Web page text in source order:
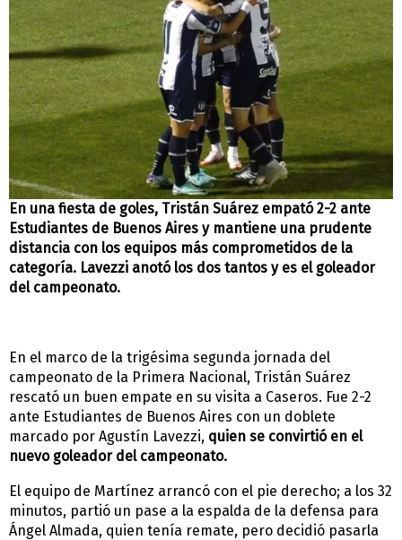
En una fiesta de goles, Tristán Suárez empató 2-2 ante
Estudiantes de Buenos Aires y mantiene una prudente
distancia con los equipos más comprometidos de la
categoría. Lavezzi anotó los dos tantos y es el goleador
del campeonato.
En el marco de la trigésima segunda jornada del
campeonato de la Primera Nacional, Tristán Suárez
rescató un buen empate en su visita a Caseros. Fue 2-2
ante Estudiantes de Buenos Aires con un doblete
marcado por Agustín Lavezzi, quien se convirtió en el
nuevo goleador del campeonato.
El equipo de Martínez arrancó con el pie derecho; a los 32
minutos, partió un pase a la espalda de la defensa para
Ángel Almada, quien tenía remate, pero decidió pasarla